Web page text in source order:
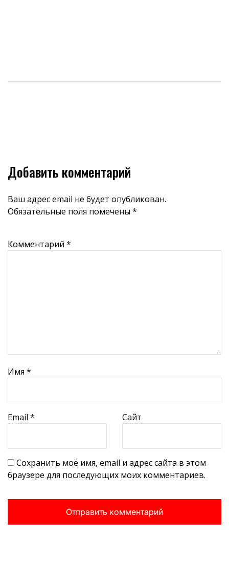
Добавить комментарий
Ваш адрес email не будет опубликован.
Обязательные поля помечены *
Комментарий *
Имя *
Email * Сайт
Сохранить моё имя, email и адрес сайта в этом
браузере для последующих моих комментариев.